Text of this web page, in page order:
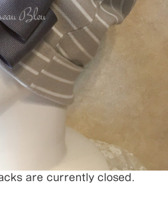
are currently closed.